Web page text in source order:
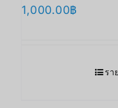
1,000.00฿
รา